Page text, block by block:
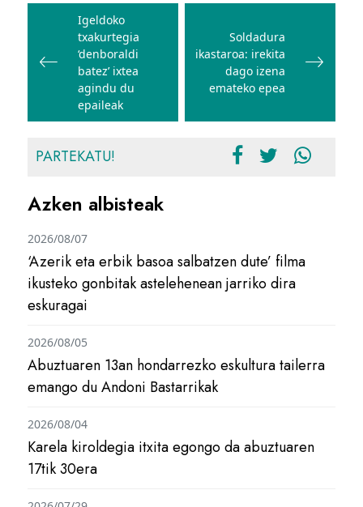
zehar
nabigatu
Igeldoko
txakurtegia
‘denboraldi
batez’ ixtea
agindu du
epaileak
Soldadura
ikastaroa: irekita
dago izena
emateko epea
PARTEKATU!
Azken albisteak
‘Azerik eta erbik basoa salbatzen dute’ filma
ikusteko gonbitak astelehenean jarriko dira
eskuragai
2026/08/07
Abuztuaren 13an hondarrezko eskultura tailerra
emango du Andoni Bastarrikak
2026/08/05
Karela kiroldegia itxita egongo da abuztuaren
17tik 30era
2026/08/04